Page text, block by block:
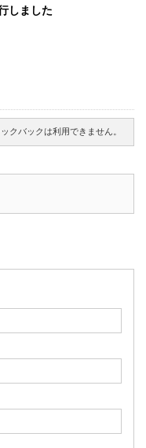
しました
ックバックは利用できません。